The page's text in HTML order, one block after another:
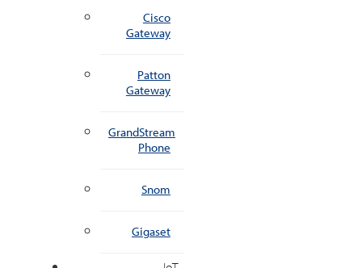
Cisco
Gateway
Patton
Gateway
GrandStream
Phone
Snom
Gigaset